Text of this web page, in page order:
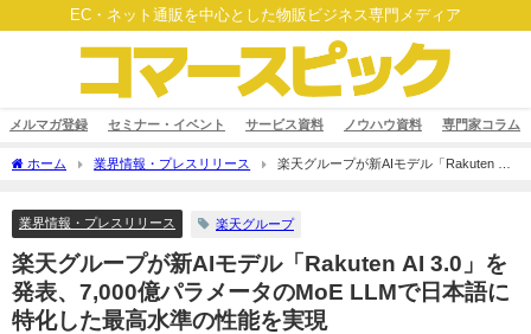
EC・ネット通販を中心とした物販ビジネス専門メディア
メルマガ登録 セミナー・イベント サービス資料 ノウハウ資料 専門家コラム
ホーム 業界情報・プレスリリース
楽天グループが新AIモデル「Rakuten AI
業界情報・プレスリリース
楽天グループ
楽天グループが新AIモデル「Rakuten AI 3.0」を
発表、7,000億パラメータのMoE LLMで日本語に
特化した最高水準の性能を実現